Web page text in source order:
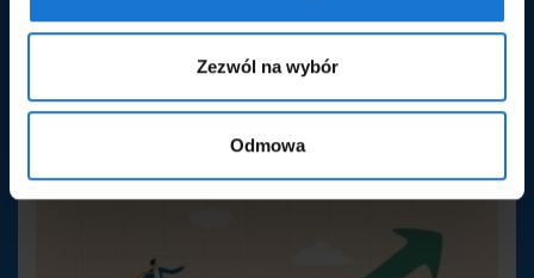
przycisk "Zapisz ustawienia". Pamiętaj też, że w każdym
czasie, w łatwy sposób możesz zmienić wybrane
pierwotnie ustawienia. Szczegółowe informacje
znajdziesz wPolityce prywatności.
Zezwól na wybór
Odmowa
strony restauracji? Teoretycznie, jak przy […]
WIĘCEJ